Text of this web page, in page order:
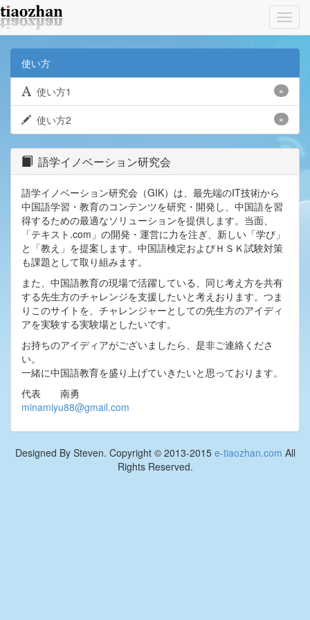
使い方
使い方1 »
使い方2 »
語学イノベーション研究会
語学イノベーション研究会（GIK）は、最先端のIT技術から
中国語学習・教育のコンテンツを研究・開発し、中国語を習
得するための最適なソリューションを提供します。当面、
「テキスト.com」の開発・運営に力を注ぎ、新しい「学び」
と「教え」を提案します。中国語検定およびＨＳＫ試験対策
も課題として取り組みます。
また、中国語教育の現場で活躍している、同じ考え方を共有
する先生方のチャレンジを支援したいと考えおります。つま
りこのサイトを、チャレンジャーとしての先生方のアイディ
アを実験する実験場としたいです。
お持ちのアイディアがございましたら、是非ご連絡くださ
い。
一緒に中国語教育を盛り上げていきたいと思っております。
代表 南勇
minamiyu88@gmail.com
Designed By Steven. Copyright © 2013-2015 e-tiaozhan.com All
Rights Reserved.